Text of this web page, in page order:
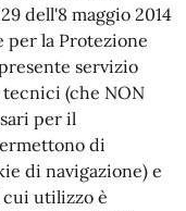
dell'8 maggio 2014
per la Protezione
servizio
(che NON
per il
di
di navigazione) e
cui utilizzo è